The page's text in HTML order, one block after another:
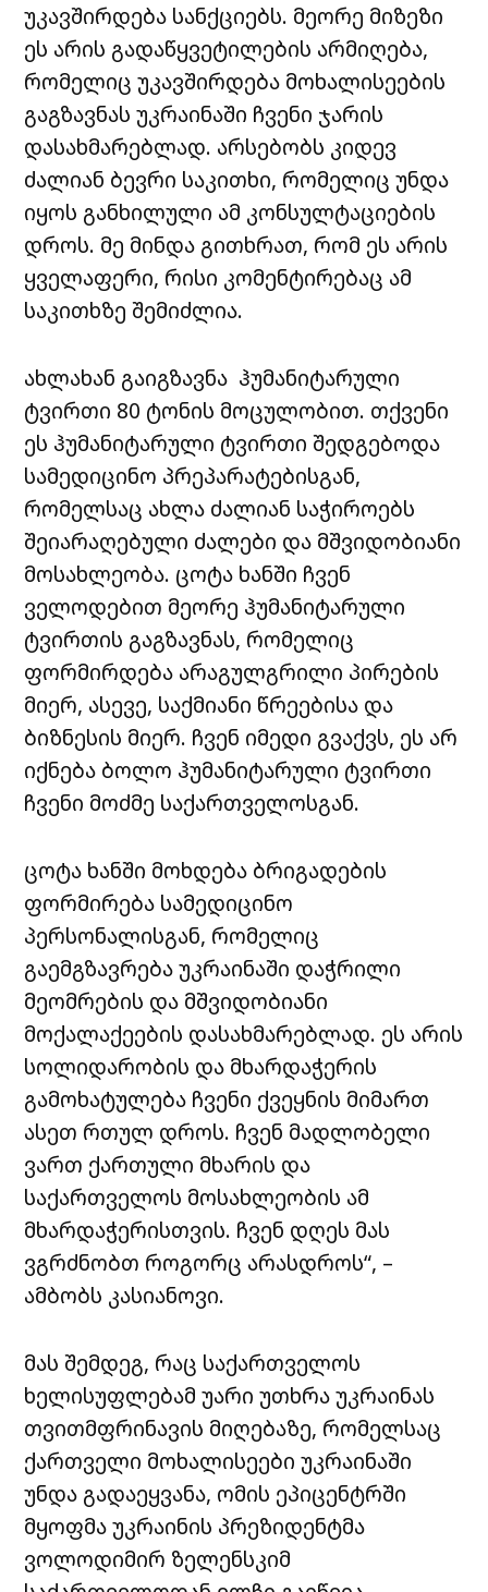
უკავშირდება სანქციებს. მეორე მიზეზი
ეს არის გადაწყვეტილების არმიღება,
რომელიც უკავშირდება მოხალისეების
გაგზავნას უკრაინაში ჩვენი ჯარის
დასახმარებლად. არსებობს კიდევ
ძალიან ბევრი საკითხი, რომელიც უნდა
იყოს განხილული ამ კონსულტაციების
დროს. მე მინდა გითხრათ, რომ ეს არის
ყველაფერი, რისი კომენტირებაც ამ
საკითხზე შემიძლია.
ახლახან გაიგზავნა ჰუმანიტარული
ტვირთი 80 ტონის მოცულობით. თქვენი
ეს ჰუმანიტარული ტვირთი შედგებოდა
სამედიცინო პრეპარატებისგან,
რომელსაც ახლა ძალიან საჭიროებს
შეიარაღებული ძალები და მშვიდობიანი
მოსახლეობა. ცოტა ხანში ჩვენ
ველოდებით მეორე ჰუმანიტარული
ტვირთის გაგზავნას, რომელიც
ფორმირდება არაგულგრილი პირების
მიერ, ასევე, საქმიანი წრეებისა და
ბიზნესის მიერ. ჩვენ იმედი გვაქვს, ეს არ
იქნება ბოლო ჰუმანიტარული ტვირთი
ჩვენი მოძმე საქართველოსგან.
ცოტა ხანში მოხდება ბრიგადების
ფორმირება სამედიცინო
პერსონალისგან, რომელიც
გაემგზავრება უკრაინაში დაჭრილი
მეომრების და მშვიდობიანი
მოქალაქეების დასახმარებლად. ეს არის
სოლიდარობის და მხარდაჭერის
გამოხატულება ჩვენი ქვეყნის მიმართ
ასეთ რთულ დროს. ჩვენ მადლობელი
ვართ ქართული მხარის და
საქართველოს მოსახლეობის ამ
მხარდაჭერისთვის. ჩვენ დღეს მას
ვგრძნობთ როგორც არასდროს“, –
ამბობს კასიანოვი.
მას შემდეგ, რაც საქართველოს
ხელისუფლებამ უარი უთხრა უკრაინას
თვითმფრინავის მიღებაზე, რომელსაც
ქართველი მოხალისეები უკრაინაში
უნდა გადაეყვანა, ომის ეპიცენტრში
მყოფმა უკრაინის პრეზიდენტმა
ვოლოდიმირ ზელენსკიმ